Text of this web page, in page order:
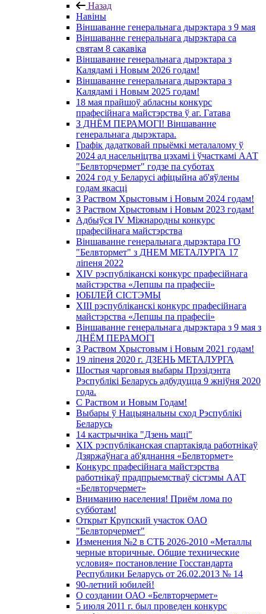
Назад
Навіны
Віншаванне генеральнага дырэктара з 9 мая
Віншаванне генеральнага дырэктара са
святам 8 сакавіка
Віншаванне генеральнага дырэктара з
Калядамі і Новым 2026 годам!
Віншаванне генеральнага дырэктара з
Калядамі і Новым 2025 годам!
18 мая прайшоў абласны конкурс
прафесійнага майстэрства ў аг. Гатава
З ДНЁМ ПЕРАМОГІ! Віншаванне
генеральнага дырэктара.
Графік дадатковай прыёмкі металалому ў
2024 ад насельніцтва цэхамі і ўчасткамі ААТ
"Белвторчермет" годзе па суботах
2024 год у Беларусі афіцыйна аб'яўлены
годам якасці
З Раством Хрыстовым і Новым 2024 годам!
З Раством Хрыстовым і Новым 2023 годам!
Адбыўся IV Міжнародны конкурс
прафесійнага майстэрства
Віншаванне генеральнага дырэктара ГО
"Белвтормет" з ДНЕМ МЕТАЛУРГА 17
ліпеня 2022
XIV рэспубліканскі конкурс прафесійнага
майстэрства «Лепшы па прафесіі»
ЮБІЛЕЙ СІСТЭМЫ
XIII рэспубліканскі конкурс прафесійнага
майстэрства «Лепшы па прафесіі»
Віншаванне генеральнага дырэктара з 9 мая з
ДНЁМ ПЕРАМОГІ
З Раством Хрыстовым і Новым 2021 годам!
19 ліпеня 2020 г. ДЗЕНЬ МЕТАЛУРГА
Шостыя чарговыя выбары Прэзідэнта
Рэспублікі Беларусь адбудуцца 9 жніўня 2020
года.
С Раством и Новым Годам!
Выбары ў Нацыянальны сход Рэспублікі
Беларусь
14 кастрычніка "Дзень маці"
XIX рэспубліканская спартакіяда работнікаў
Дзяржаўнага аб'яднання «Белвтормет»
Конкурс прафесійнага майстэрства
работнікаў прадпрыемстваў сістэмы ААТ
«Белвторчермет»
Вниманию населения! Приём лома по
субботам!
Открыт Крупский участок ОАО
"Белвторчермет"
Изменения №2 в СТБ 2026-2010 «Металлы
черные вторичные. Общие технические
условия» постановление Госстандарта
Республики Беларусь от 26.02.2013 № 14
90-летний юбилей!
О создании ОАО «Белвторчермет»
5 июля 2011 г. был проведен конкурс